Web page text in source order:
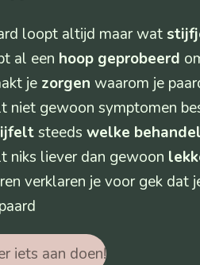
loopt altijd maar wat
al een hoop geprobeerd
je zorgen waarom je
niet gewoon symptomen
steedswelke
niks liever dan gewoon
verklaren je voor gek dat
iets aan doen!